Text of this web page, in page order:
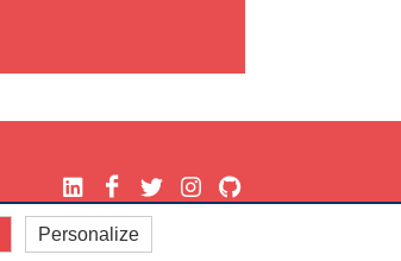
Personalize